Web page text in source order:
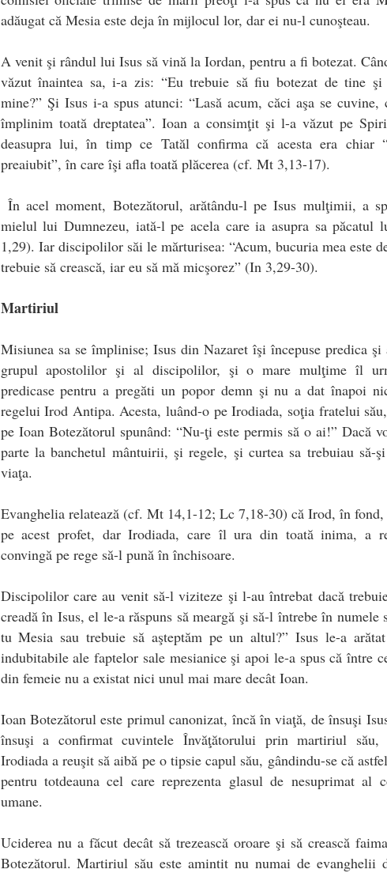
adăugat că Mesia este deja în mijlocul lor, dar ei nu-l cunoşteau.
A venit şi rândul lui Isus să vină la Iordan, pentru a fi botezat.
văzut înaintea sa, i-a zis: “Eu trebuie să fiu botezat de tine
mine?” Şi Isus i-a spus atunci: “Lasă acum, căci aşa se cuvine,
împlinim toată dreptatea”. Ioan a consimţit şi l-a văzut pe
deasupra lui, în timp ce Tatăl confirma că acesta era chiar
preaiubit”, în care îşi afla toată plăcerea (cf. Mt 3,13-17).
În acel moment, Botezătorul, arătându-l pe Isus mulţimii, a
mielul lui Dumnezeu, iată-l pe acela care ia asupra sa păcatul
1,29). Iar discipolilor săi le mărturisea: “Acum, bucuria mea este
trebuie să crească, iar eu să mă micşorez” (In 3,29-30).
Martiriul
Misiunea sa se împlinise; Isus din Nazaret îşi începuse predica şi
grupul apostolilor şi al discipolilor, şi o mare mulţime îl
predicase pentru a pregăti un popor demn şi nu a dat înapoi
regelui Irod Antipa. Acesta, luând-o pe Irodiada, soţia fratelui
pe Ioan Botezătorul spunând: “Nu-ţi este permis să o ai!” Dacă
parte la banchetul mântuirii, şi regele, şi curtea sa trebuiau să-
viaţa.
Evanghelia relatează (cf. Mt 14,1-12; Lc 7,18-30) că Irod, în
pe acest profet, dar Irodiada, care îl ura din toată inima, a
convingă pe rege să-l pună în închisoare.
Discipolilor care au venit să-l viziteze şi l-au întrebat dacă
creadă în Isus, el le-a răspuns să meargă şi să-l întrebe în numele
tu Mesia sau trebuie să aşteptăm pe un altul?” Isus le-a
indubitabile ale faptelor sale mesianice şi apoi le-a spus că între
din femeie nu a existat nici unul mai mare decât Ioan.
Ioan Botezătorul este primul canonizat, încă în viaţă, de însuşi
însuşi a confirmat cuvintele Învăţătorului prin martiriul său,
Irodiada a reuşit să aibă pe o tipsie capul său, gândindu-se că
pentru totdeauna cel care reprezenta glasul de nesuprimat al
umane.
Uciderea nu a făcut decât să trezească oroare şi să crească
Botezătorul. Martiriul său este amintit nu numai de evanghelii